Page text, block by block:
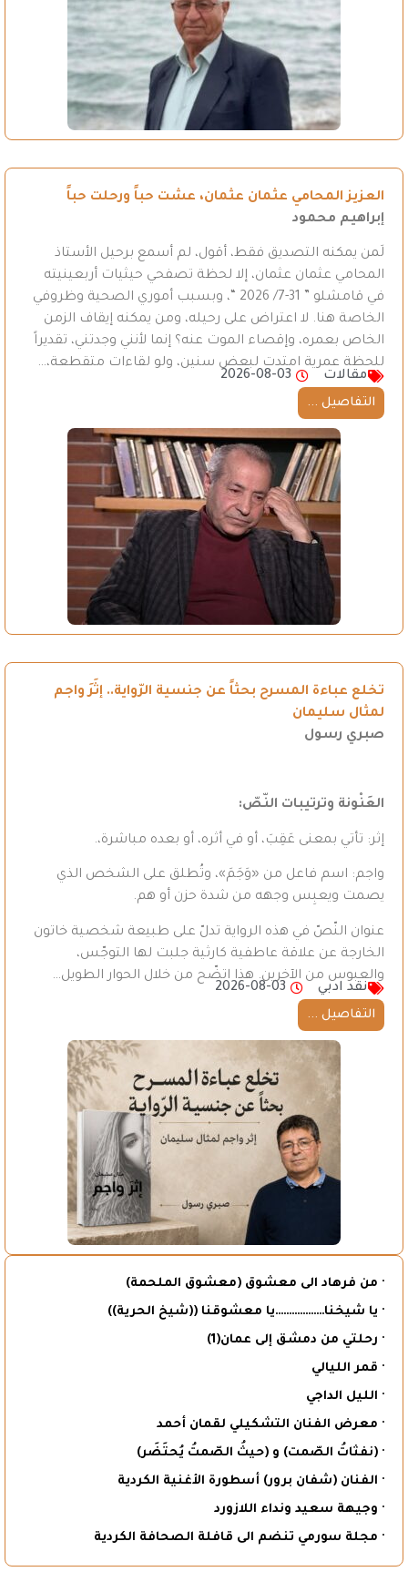
العزيز المحامي عثمان عثمان، عشت حباً ورحلت حباً
إبراهيم محمود
لَمن يمكنه التصديق فقط، أقول، لم أسمع برحيل الأستاذ
المحامي عثمان عثمان، إلا لحظة تصفحي حيثيات أربعينيته
في قامشلو ” 31-7/ 2026 “، وبسبب أموري الصحية وظروفي
الخاصة هنا. لا اعتراض على رحيله، ومن يمكنه إيقاف الزمن
الخاص بعمره، وإقصاء الموت عنه؟ إنما لأنني وجدتني، تقديراً
للحظة عمرية امتدت لبعض سنين، ولو لقاءات متقطعة،…
مقالات
2026-08-03
التفاصيل ...
تخلع عباءة المسرح بحثاً عن جنسية الرّواية.. إثَرَ واجم
لمثال سليمان
صبري رسول
العَنْونة وترتيبات النّصّ:
إثر: تأتي بمعنى عَقِبَ، أو في أثره، أو بعده مباشرة،.
واجم: اسم فاعل من «وَجَمَ»، وتُطلق على الشخص الذي
يصمت ويعبِس وجهه من شدة حزن أو هم.
عنوان النّصّ في هذه الرواية تدلّ على طبيعة شخصية خاتون
الخارجة عن علاقة عاطفية كارثية جلبت لها التوجّس،
والعبوس من الآخرين. هذا اتضّح من خلال الحوار الطويل…
نقد ادبي
2026-08-03
التفاصيل ...
· من فرهاد الى معشوق (معشوق الملحمة)
· يا شيخنا………………يا معشوقنا ((شيخ الحرية))
· رحلتي من دمشق إلى عمان(1)
· قمر الليالي
· الليل الداجي
· معرض الفنان التشكيلي لقمان أحمد
· (نفثاتُ الصّمت) و (حيثُ الصّمتُ يُحتَضَر)
· الفنان (شفان برور) أسطورة الأغنية الكردية
· وجيهة سعيد ونداء اللازورد
· مجلة سورمي تنضم الى قافلة الصحافة الكردية